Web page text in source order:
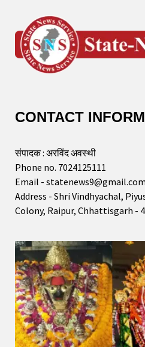
CONTACT
संपादक : अरविंद अवस्थी
Phone no. 7024125111
Email - statenews9@gmail.com
Address - Shri Vindhyachal,
Colony, Raipur, Chhattisgarh -